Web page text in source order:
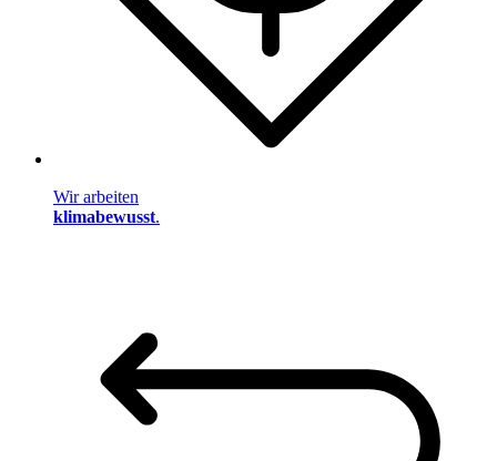
Wir arbeiten
klimabewusst.